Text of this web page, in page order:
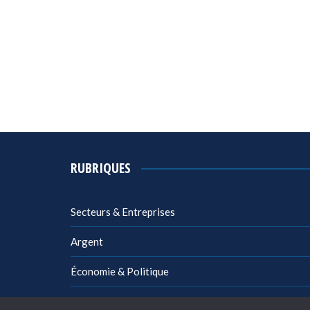
RUBRIQUES
Secteurs & Entreprises
Argent
Économie & Politique
Management